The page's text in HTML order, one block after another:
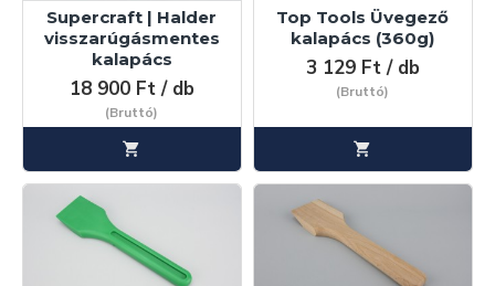
Supercraft | Halder
visszarúgásmentes
kalapács
18 900 Ft / db
(Bruttó)
Top Tools Üvegező
kalapács (360g)
3 129 Ft / db
(Bruttó)